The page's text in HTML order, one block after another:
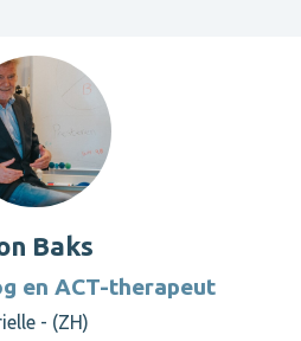
Baks
en ACT-therapeut
- (ZH)